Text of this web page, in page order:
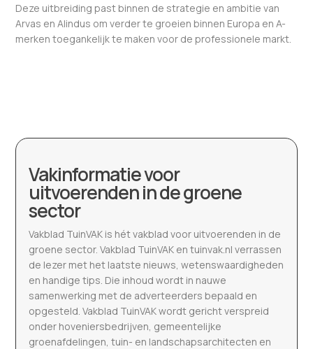
Deze uitbreiding past binnen de strategie en ambitie van
Arvas en Alindus om verder te groeien binnen Europa en A-
merken toegankelijk te maken voor de professionele markt.
Vakinformatie voor
uitvoerenden in de groene
sector
Vakblad TuinVAK is hét vakblad voor uitvoerenden in de
groene sector. Vakblad TuinVAK en tuinvak.nl verrassen
de lezer met het laatste nieuws, wetenswaardigheden
en handige tips. Die inhoud wordt in nauwe
samenwerking met de adverteerders bepaald en
opgesteld. Vakblad TuinVAK wordt gericht verspreid
onder hoveniersbedrijven, gemeentelijke
groenafdelingen, tuin- en landschapsarchitecten en